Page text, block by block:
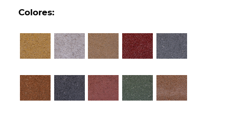
Colores: